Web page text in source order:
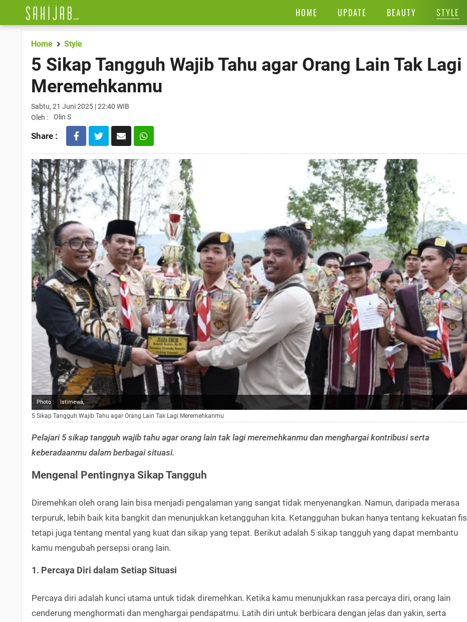
HOME UPDATE BEAUTY STYLE
Home Style
5 Sikap Tangguh Wajib Tahu agar Orang Lain Tak Lagi
Meremehkanmu
Sabtu, 21 Juni 2025 | 22:40 WIB
Oleh :
Olin S
Share :
Photo : Istimewa,
5 Sikap Tangguh Wajib Tahu agar Orang Lain Tak Lagi Meremehkanmu
Pelajari 5 sikap tangguh wajib tahu agar orang lain tak lagi meremehkanmu dan menghargai kontribusi serta
keberadaanmu dalam berbagai situasi.
Mengenal Pentingnya Sikap Tangguh
Diremehkan oleh orang lain bisa menjadi pengalaman yang sangat tidak menyenangkan. Namun, daripada merasa
terpuruk, lebih baik kita bangkit dan menunjukkan ketangguhan kita. Ketangguhan bukan hanya tentang kekuatan
tetapi juga tentang mental yang kuat dan sikap yang tepat. Berikut adalah 5 sikap tangguh yang dapat membantu
kamu mengubah persepsi orang lain.
1. Percaya Diri dalam Setiap Situasi
Percaya diri adalah kunci utama untuk tidak diremehkan. Ketika kamu menunjukkan rasa percaya diri, orang lain
cenderung menghormati dan menghargai pendapatmu. Latih diri untuk berbicara dengan jelas dan yakin, serta